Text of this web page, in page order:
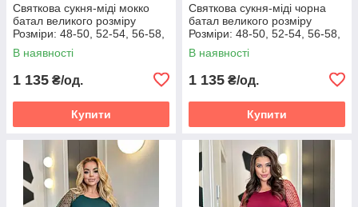
Святкова сукня-міді мокко
батал великого розміру
Розміри: 48-50, 52-54, 56-58,
60-62
В наявності
1 135 ₴/од.
Купити
Святкова сукня-міді чорна
батал великого розміру
Розміри: 48-50, 52-54, 56-58,
60-62
В наявності
1 135 ₴/од.
Купити